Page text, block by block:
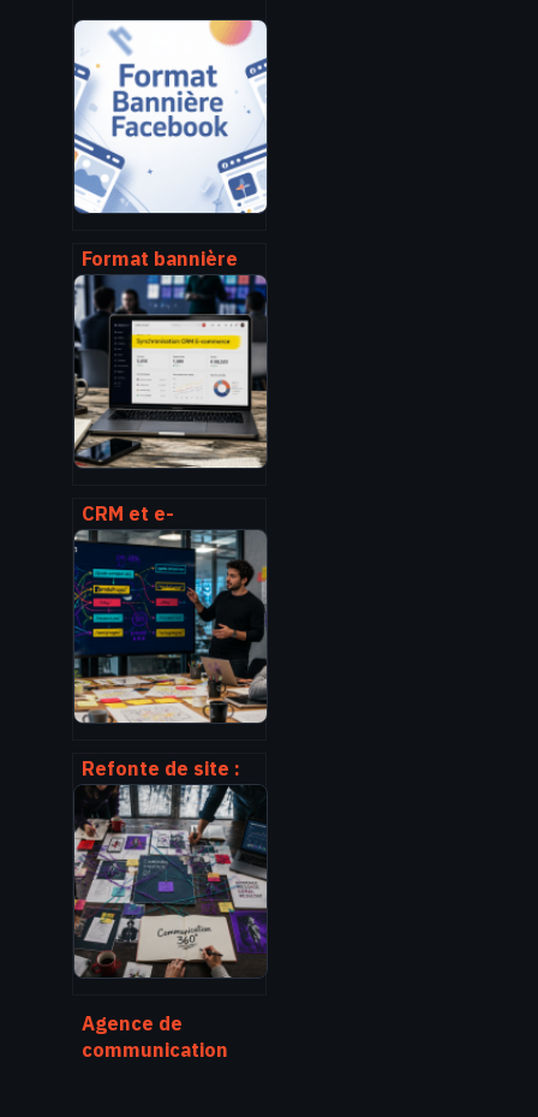
Format bannière
facebook :
dimensions, poids
et bonnes
pratiques à
connaître
CRM et e-
commerce :
centraliser,
automatiser et
convertir vos
données clients
en revenus
Refonte de site :
comment changer
d’interface sans
sacrifier votre
trafic SEO ?
Agence de
communication